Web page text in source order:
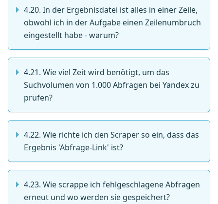
4.20. In der Ergebnisdatei ist alles in einer Zeile,
obwohl ich in der Aufgabe einen Zeilenumbruch
eingestellt habe - warum?
4.21. Wie viel Zeit wird benötigt, um das
Suchvolumen von 1.000 Abfragen bei Yandex zu
prüfen?
4.22. Wie richte ich den Scraper so ein, dass das
Ergebnis 'Abfrage-Link' ist?
4.23. Wie scrappe ich fehlgeschlagene Abfragen
erneut und wo werden sie gespeichert?